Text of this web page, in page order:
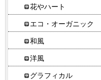
花やハート
エコ・オーガニック
和風
洋風
グラフィカル